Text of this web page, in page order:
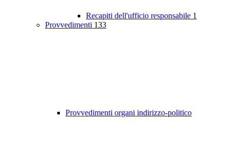
Recapiti dell'ufficio responsabile 1
Provvedimenti 133
Provvedimenti organi indirizzo-politico